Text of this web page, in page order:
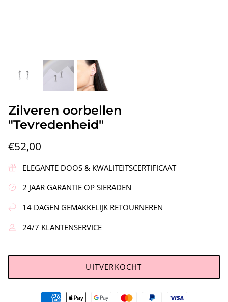
Zilveren Oorbellen "Krans"
€90,00
Zilveren oorbellen
"Tevredenheid"
€52,00
ELEGANTE DOOS & KWALITEITSCERTIFICAAT
2 JAAR GARANTIE OP SIERADEN
14 DAGEN GEMAKKELIJK RETOURNEREN
24/7 KLANTENSERVICE
UITVERKOCHT